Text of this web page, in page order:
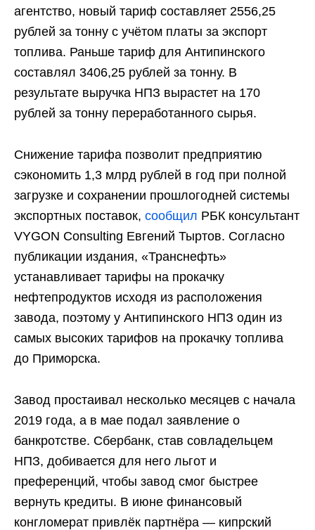
агентство, новый тариф составляет 2556,25
рублей за тонну с учётом платы за экспорт
топлива. Раньше тариф для Антипинского
составлял 3406,25 рублей за тонну. В
результате выручка НПЗ вырастет на 170
рублей за тонну переработанного сырья.
Снижение тарифа позволит предприятию
сэкономить 1,3 млрд рублей в год при полной
загрузке и сохранении прошлогодней системы
экспортных поставок, сообщил РБК консультант
VYGON Consulting Евгений Тыртов. Согласно
публикации издания, «Транснефть»
устанавливает тарифы на прокачку
нефтепродуктов исходя из расположения
завода, поэтому у Антипинского НПЗ один из
самых высоких тарифов на прокачку топлива
до Приморска.
Завод простаивал несколько месяцев с начала
2019 года, а в мае подал заявление о
банкротстве. Сбербанк, став совладельцем
НПЗ, добивается для него льгот и
преференций, чтобы завод смог быстрее
вернуть кредиты. В июне финансовый
конгломерат привлёк партнёра — кипрский